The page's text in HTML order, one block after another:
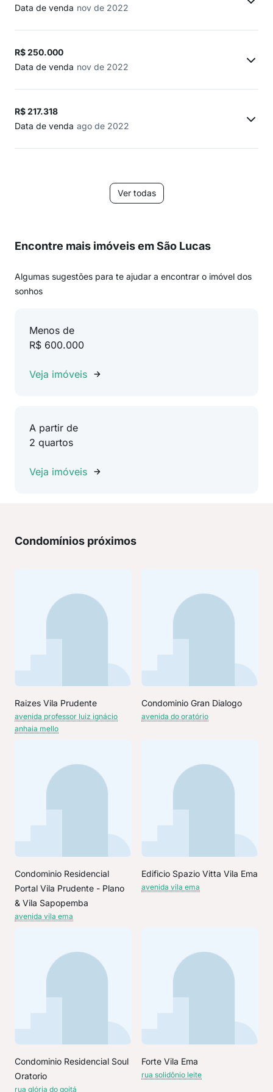
Data de venda nov de 2022
R$ 250.000
Data de venda nov de 2022
R$ 217.318
Data de venda ago de 2022
Ver todas
Encontre mais imóveis em São Lucas
Algumas sugestões para te ajudar a encontrar o imóvel dos
sonhos
Menos de
R$ 600.000
Veja imóveis
A partir de
2 quartos
Veja imóveis
Condomínios próximos
Raizes Vila Prudente
avenida professor luiz ignácio
anhaia mello
Condominio Gran Dialogo
avenida do oratório
Condominio Residencial
Portal Vila Prudente - Plano
& Vila Sapopemba
avenida vila ema
Edificio Spazio Vitta Vila Ema
avenida vila ema
Condominio Residencial Soul
Oratorio
rua glória do goitá
Forte Vila Ema
rua solidônio leite